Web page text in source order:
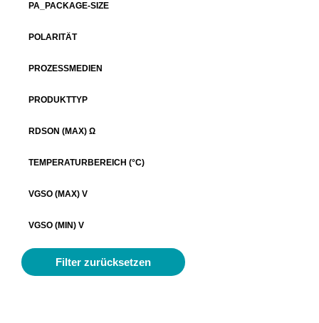
PA_PACKAGE-SIZE
POLARITÄT
PROZESSMEDIEN
PRODUKTTYP
RDSON (MAX) Ω
TEMPERATURBEREICH (°C)
VGSO (MAX) V
VGSO (MIN) V
Filter zurücksetzen